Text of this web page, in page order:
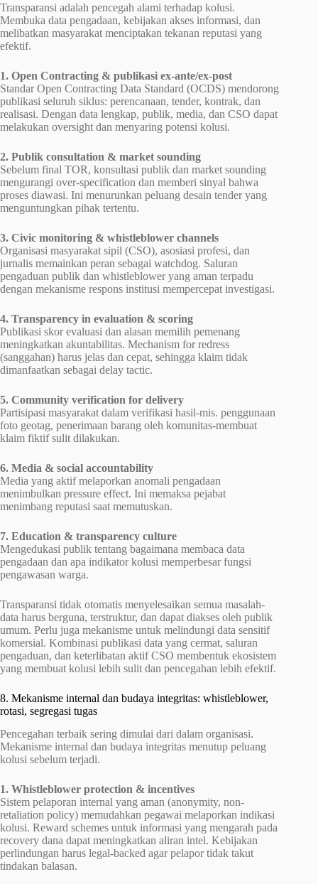
Transparansi adalah pencegah alami terhadap kolusi.
Membuka data pengadaan, kebijakan akses informasi, dan
melibatkan masyarakat menciptakan tekanan reputasi yang
efektif.
1. Open Contracting & publikasi ex-ante/ex-post
Standar Open Contracting Data Standard (OCDS) mendorong
publikasi seluruh siklus: perencanaan, tender, kontrak, dan
realisasi. Dengan data lengkap, publik, media, dan CSO dapat
melakukan oversight dan menyaring potensi kolusi.
2. Publik consultation & market sounding
Sebelum final TOR, konsultasi publik dan market sounding
mengurangi over-specification dan memberi sinyal bahwa
proses diawasi. Ini menurunkan peluang desain tender yang
menguntungkan pihak tertentu.
3. Civic monitoring & whistleblower channels
Organisasi masyarakat sipil (CSO), asosiasi profesi, dan
jurnalis memainkan peran sebagai watchdog. Saluran
pengaduan publik dan whistleblower yang aman terpadu
dengan mekanisme respons institusi mempercepat investigasi.
4. Transparency in evaluation & scoring
Publikasi skor evaluasi dan alasan memilih pemenang
meningkatkan akuntabilitas. Mechanism for redress
(sanggahan) harus jelas dan cepat, sehingga klaim tidak
dimanfaatkan sebagai delay tactic.
5. Community verification for delivery
Partisipasi masyarakat dalam verifikasi hasil-mis. penggunaan
foto geotag, penerimaan barang oleh komunitas-membuat
klaim fiktif sulit dilakukan.
6. Media & social accountability
Media yang aktif melaporkan anomali pengadaan
menimbulkan pressure effect. Ini memaksa pejabat
menimbang reputasi saat memutuskan.
7. Education & transparency culture
Mengedukasi publik tentang bagaimana membaca data
pengadaan dan apa indikator kolusi memperbesar fungsi
pengawasan warga.
Transparansi tidak otomatis menyelesaikan semua masalah-
data harus berguna, terstruktur, dan dapat diakses oleh publik
umum. Perlu juga mekanisme untuk melindungi data sensitif
komersial. Kombinasi publikasi data yang cermat, saluran
pengaduan, dan keterlibatan aktif CSO membentuk ekosistem
yang membuat kolusi lebih sulit dan pencegahan lebih efektif.
8. Mekanisme internal dan budaya integritas: whistleblower,
rotasi, segregasi tugas
Pencegahan terbaik sering dimulai dari dalam organisasi.
Mekanisme internal dan budaya integritas menutup peluang
kolusi sebelum terjadi.
1. Whistleblower protection & incentives
Sistem pelaporan internal yang aman (anonymity, non-
retaliation policy) memudahkan pegawai melaporkan indikasi
kolusi. Reward schemes untuk informasi yang mengarah pada
recovery dana dapat meningkatkan aliran intel. Kebijakan
perlindungan harus legal-backed agar pelapor tidak takut
tindakan balasan.